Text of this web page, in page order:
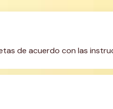
de acuerdo con las